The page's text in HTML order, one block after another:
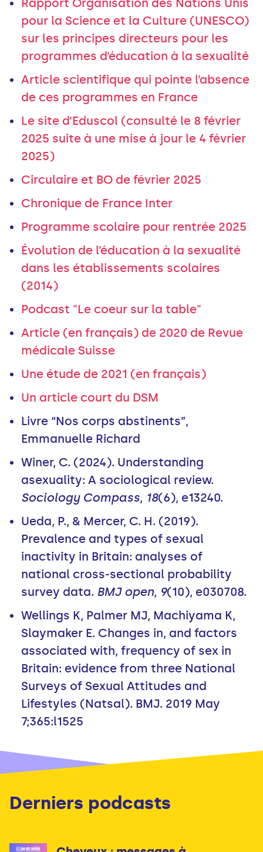
Rapport Organisation des Nations Unis
pour la Science et la Culture (UNESCO)
sur les principes directeurs pour les
programmes d’éducation à la sexualité
Article scientifique qui pointe l’absence
de ces programmes en France
Le site d’Eduscol (consulté le 8 février
2025 suite à une mise à jour le 4 février
2025)
Circulaire et BO de février 2025
Chronique de France Inter
Programme scolaire pour rentrée 2025
Évolution de l’éducation à la sexualité
dans les établissements scolaires
(2014)
Podcast "Le coeur sur la table"
Article (en français) de 2020 de Revue
médicale Suisse
Une étude de 2021 (en français)
Un article court du DSM
Livre “Nos corps abstinents”,
Emmanuelle Richard
Winer, C. (2024). Understanding
asexuality: A sociological review.
Sociology Compass, 18(6), e13240.
Ueda, P., & Mercer, C. H. (2019).
Prevalence and types of sexual
inactivity in Britain: analyses of
national cross-sectional probability
survey data. BMJ open, 9(10), e030708.
Wellings K, Palmer MJ, Machiyama K,
Slaymaker E. Changes in, and factors
associated with, frequency of sex in
Britain: evidence from three National
Surveys of Sexual Attitudes and
Lifestyles (Natsal). BMJ. 2019 May
7;365:l1525
Derniers podcasts